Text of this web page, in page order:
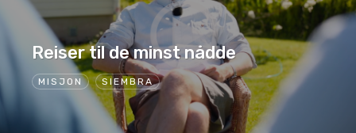
MISJON SIEMBRA
Reiser til de minst nådde